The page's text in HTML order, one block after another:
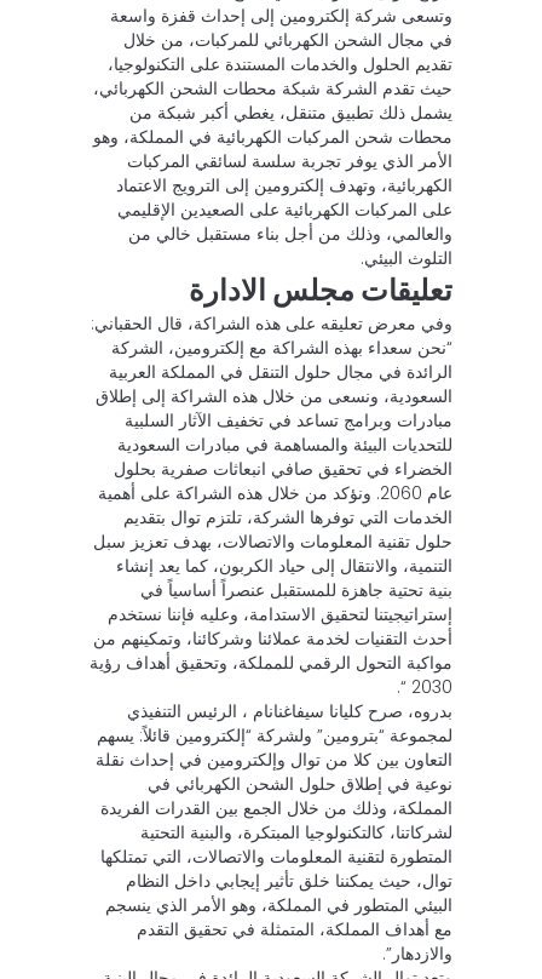
وتسعى شركة إلكترومين إلى إحداث قفزة واسعة
في مجال الشحن الكهربائي للمركبات، من خلال
تقديم الحلول والخدمات المستندة على التكنولوجيا،
حيث تقدم الشركة شبكة محطات الشحن الكهربائي،
يشمل ذلك تطبيق متنقل، يغطي أكبر شبكة من
محطات شحن المركبات الكهربائية في المملكة، وهو
الأمر الذي يوفر تجربة سلسة لسائقي المركبات
الكهربائية، وتهدف إلكترومين إلى الترويج الاعتماد
على المركبات الكهربائية على الصعيدين الإقليمي
والعالمي، وذلك من أجل بناء مستقبل خالي من
التلوث البيئي.
تعليقات مجلس الادارة
وفي معرض تعليقه على هذه الشراكة، قال الحقباني:
“نحن سعداء بهذه الشراكة مع إلكترومين، الشركة
الرائدة في مجال حلول التنقل في المملكة العربية
السعودية، ونسعى من خلال هذه الشراكة إلى إطلاق
مبادرات وبرامج تساعد في تخفيف الآثار السلبية
للتحديات البيئة والمساهمة في مبادرات السعودية
الخضراء في تحقيق صافي انبعاثات صفرية بحلول
عام 2060. ونؤكد من خلال هذه الشراكة على أهمية
الخدمات التي توفرها الشركة، تلتزم توال بتقديم
حلول تقنية المعلومات والاتصالات، بهدف تعزيز سبل
التنمية، والانتقال إلى حياد الكربون، كما يعد إنشاء
بنية تحتية جاهزة للمستقبل عنصراً أساسياً في
إستراتيجيتنا لتحقيق الاستدامة، وعليه فإننا نستخدم
أحدث التقنيات لخدمة عملائنا وشركائنا، وتمكينهم من
مواكبة التحول الرقمي للمملكة، وتحقيق أهداف رؤية
2030 “.
بدروه، صرح كليانا سيفاغنانام ، الرئيس التنفيذي
لمجموعة “بترومين” ولشركة “إلكترومين قائلاً: يسهم
التعاون بين كلا من توال وإلكترومين في إحداث نقلة
نوعية في إطلاق حلول الشحن الكهربائي في
المملكة، وذلك من خلال الجمع بين القدرات الفريدة
لشركاتنا، كالتكنولوجيا المبتكرة، والبنية التحتية
المتطورة لتقنية المعلومات والاتصالات، التي تمتلكها
توال، حيث يمكننا خلق تأثير إيجابي داخل النظام
البيئي المتطور في المملكة، وهو الأمر الذي ينسجم
مع أهداف المملكة، المتمثلة في تحقيق التقدم
والازدهار”.